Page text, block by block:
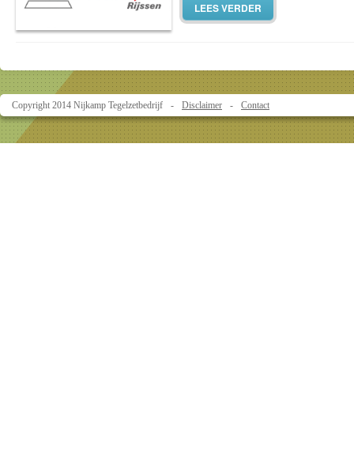
LEES VERDER
Copyright 2014 Nijkamp Tegelzetbedrijf Disclaimer Contact